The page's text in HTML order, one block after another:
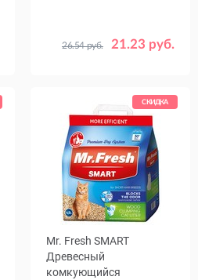
21.23 руб.
26.54 руб.
Объем,
6
СКИДКА
Mr. Fresh SMART
Древесный
комкующийся